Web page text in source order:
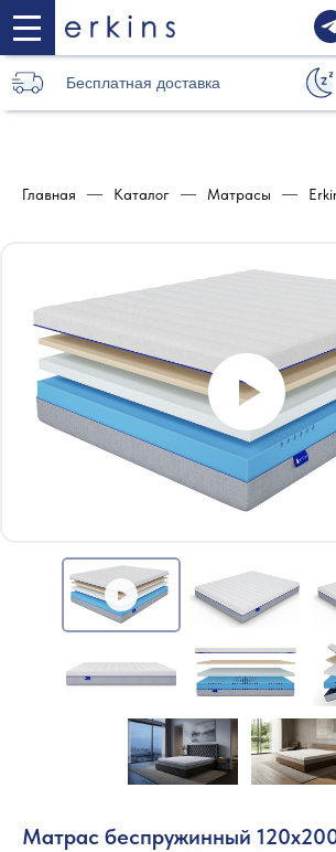
Бесплатная доставка
Главная — Каталог — Матрасы —
Матрас беспружинный